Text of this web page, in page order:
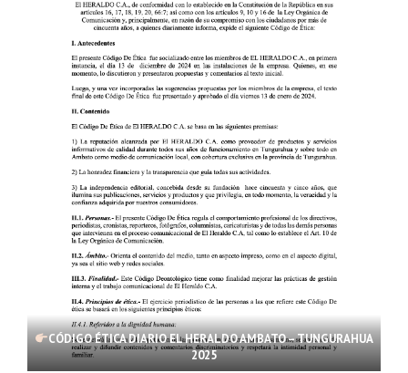
CÓDIGO ÉTICA DIARIO EL HERALDO AMBATO – TUNGURAHUA
2025